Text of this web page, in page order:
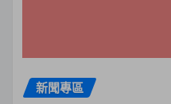
新聞專區